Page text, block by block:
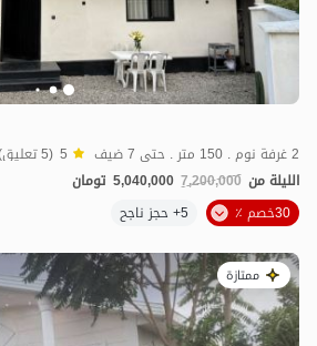
2 غرفة نوم . 150 متر . حتى 7 ضيف 5 (5 تعليق)
الليلة من 7,200,000
5,040,000 تومان
30خصم ٪
5+ حجز ناجح
ممتازة